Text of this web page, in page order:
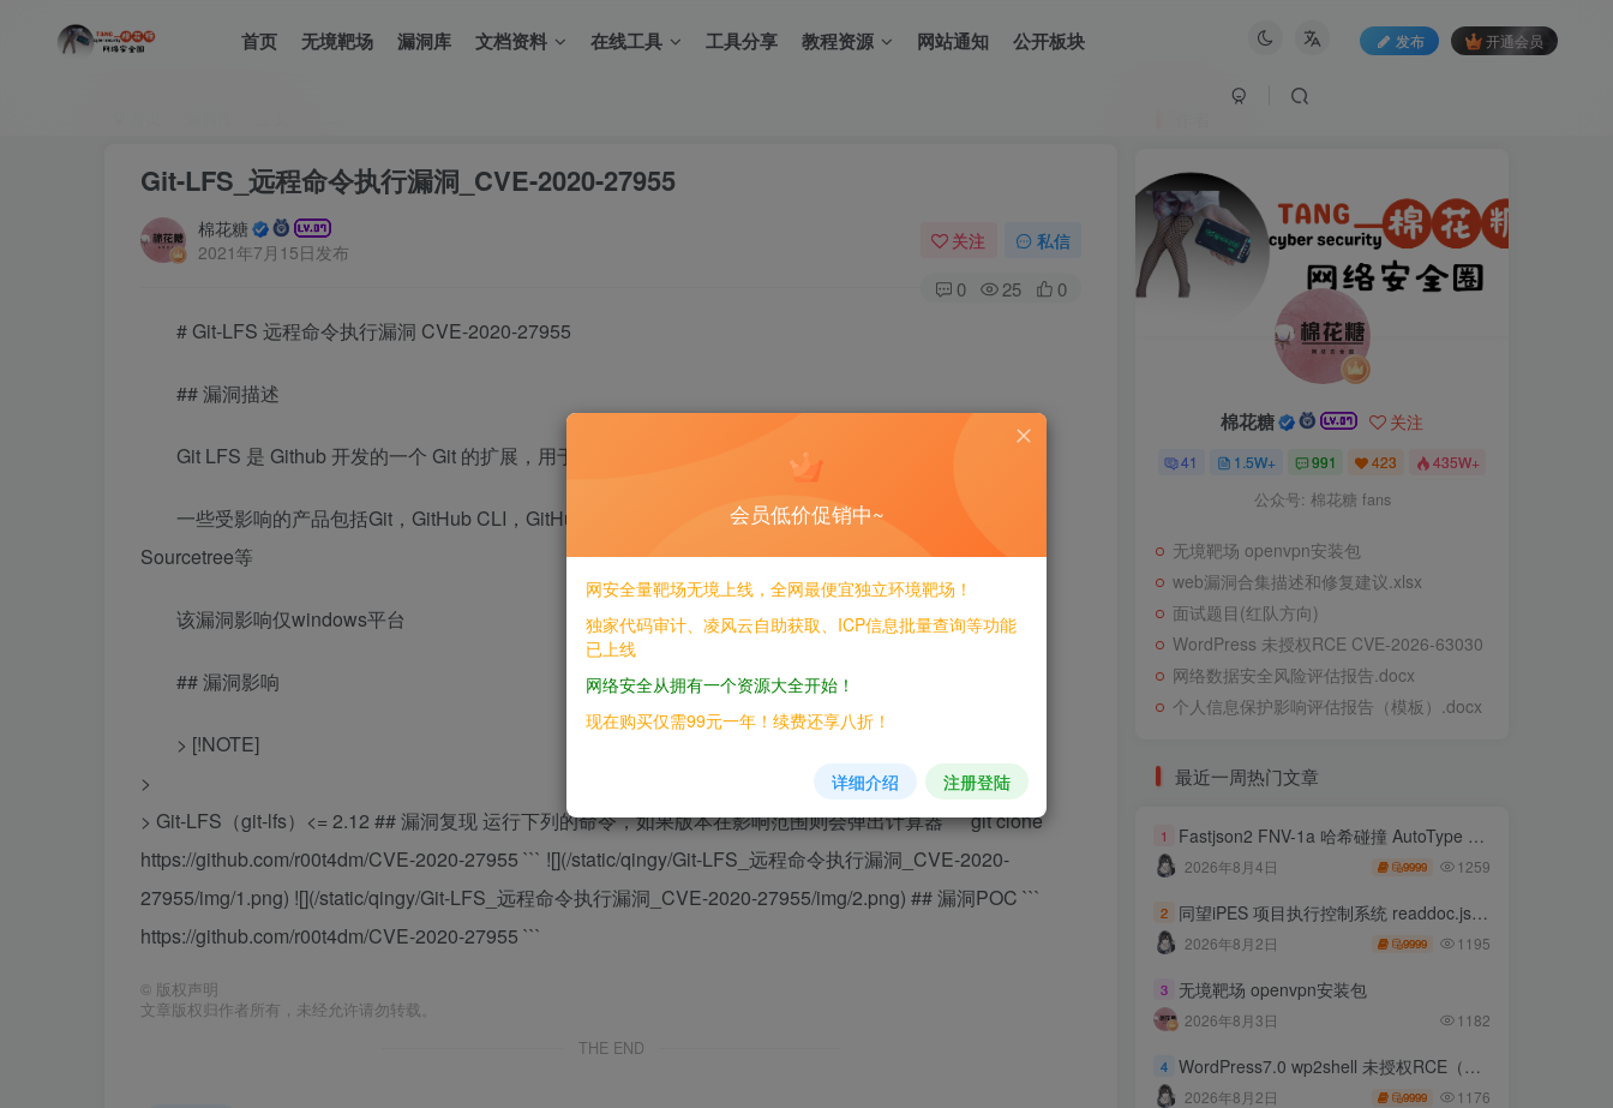
首页 无境靶场 漏洞库 文档资料 在线工具 工具分享 教程资源 网站通知 公开板块 发布 开通会员
Git-LFS_远程命令执行漏洞_CVE-2020-27955
棉花糖
2021年7月15日发布
关注 私信
0 25 0
# Git-LFS 远程命令执行漏洞 CVE-2020-27955
## 漏洞描述
Git LFS 是 Github 开发的一个 Git 的扩展，用于实现 Git 对大文件的支持
一些受影响的产品包括Git，GitHub CLI，GitHub Desktop，Visual Studio，GitKraden，SmartGit，
Sourcetree等
该漏洞影响仅windows平台
## 漏洞影响
> [!NOTE]
>
> Git-LFS（git-lfs）<= 2.12 ## 漏洞复现 运行下列的命令，如果版本在影响范围则会弹出计算器 ``` git clone
https://github.com/r00t4dm/CVE-2020-27955 ``` ![](/static/qingy/Git-LFS_远程命令执行漏洞_CVE-2020-
27955/img/1.png) ![](/static/qingy/Git-LFS_远程命令执行漏洞_CVE-2020-27955/img/2.png) ## 漏洞POC ```
https://github.com/r00t4dm/CVE-2020-27955 ```
© 版权声明
文章版权归作者所有，未经允许请勿转载。
THE END
棉花糖 关注
41 1.5W+ 991 423 435W+
公众号: 棉花糖 fans
无境靶场 openvpn安装包
web漏洞合集描述和修复建议.xlsx
面试题目(红队方向)
WordPress 未授权RCE CVE-2026-63030
网络数据安全风险评估报告.docx
个人信息保护影响评估报告（模板）.docx
最近一周热门文章
1 Fastjson2 FNV-1a 哈希碰撞 AutoType 绕过远程代码执行
2026年8月4日 9999 1259
2 同望iPES 项目执行控制系统 readdoc.jsp存在任意文件读取
2026年8月2日 9999 1195
3 无境靶场 openvpn安装包
2026年8月3日 1182
4 WordPress7.0 wp2shell 未授权RCE（CVE-2026-63030 CVE-2026-60137）
2026年8月2日 9999 1176
会员低价促销中~
网安全量靶场无境上线，全网最便宜独立环境靶场！
独家代码审计、凌风云自助获取、ICP信息批量查询等功能
已上线
网络安全从拥有一个资源大全开始！
现在购买仅需99元一年！续费还享八折！
详细介绍 注册登陆